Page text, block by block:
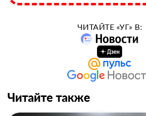
ЧИТАЙТЕ «УГ» В:
Читайте также